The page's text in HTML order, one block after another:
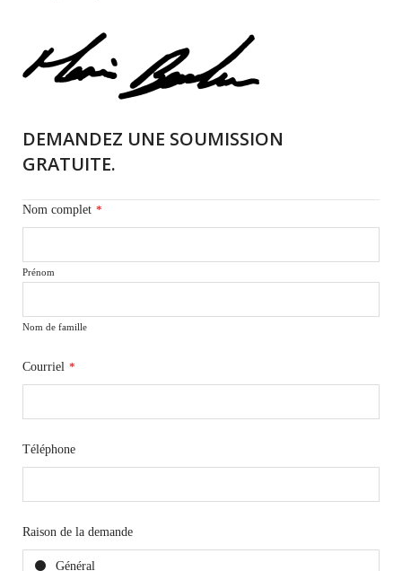
DEMANDEZ UNE SOUMISSION
GRATUITE.
Nom complet *
Prénom
Nom de famille
Courriel *
Téléphone
Raison de la demande
Général